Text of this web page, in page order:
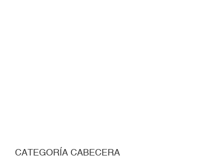
CATEGORÍA CABECERA